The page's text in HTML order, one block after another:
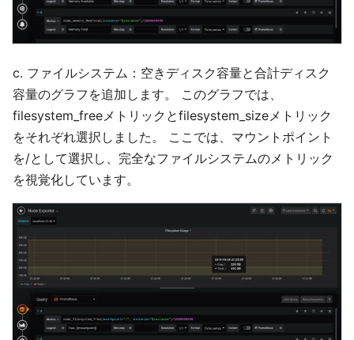
c. ファイルシステム：空きディスク容量と合計ディスク
容量のグラフを追加します。 このグラフでは、
filesystem_freeメトリックとfilesystem_sizeメトリック
をそれぞれ選択しました。 ここでは、マウントポイント
を/として選択し、完全なファイルシステムのメトリック
を視覚化しています。